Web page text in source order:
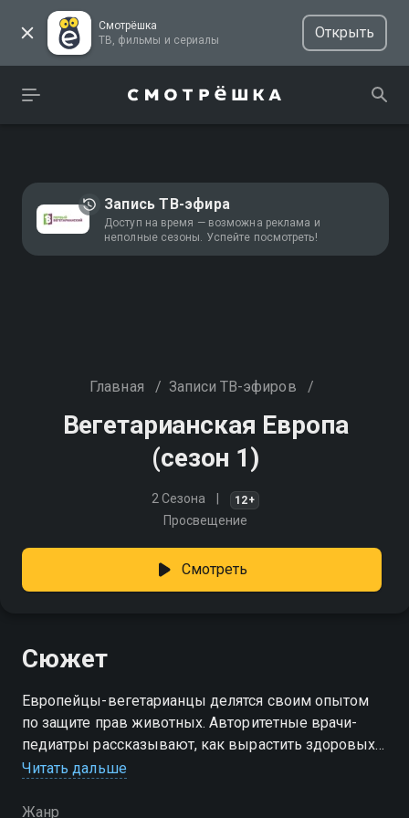
Смотрёшка
ТВ, фильмы и сериалы
Открыть
Запись ТВ-эфира
Доступ на время — возможна реклама и
неполные сезоны. Успейте посмотреть!
Главная / Записи ТВ-эфиров /
Вегетарианская Европа
(сезон 1)
2 Сезона 12+
Просвещение
Смотреть
Сюжет
Европейцы-вегетарианцы делятся своим опытом
по защите прав животных. Авторитетные врачи-
педиатры рассказывают, как вырастить здоровых
детей, а учёные знакомят с открытиями в области
Читать дальше
Жанр